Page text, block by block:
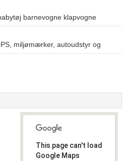
barnevogne klapvogne
miljømærker, autoudstyr og
This page can't load
Google Maps